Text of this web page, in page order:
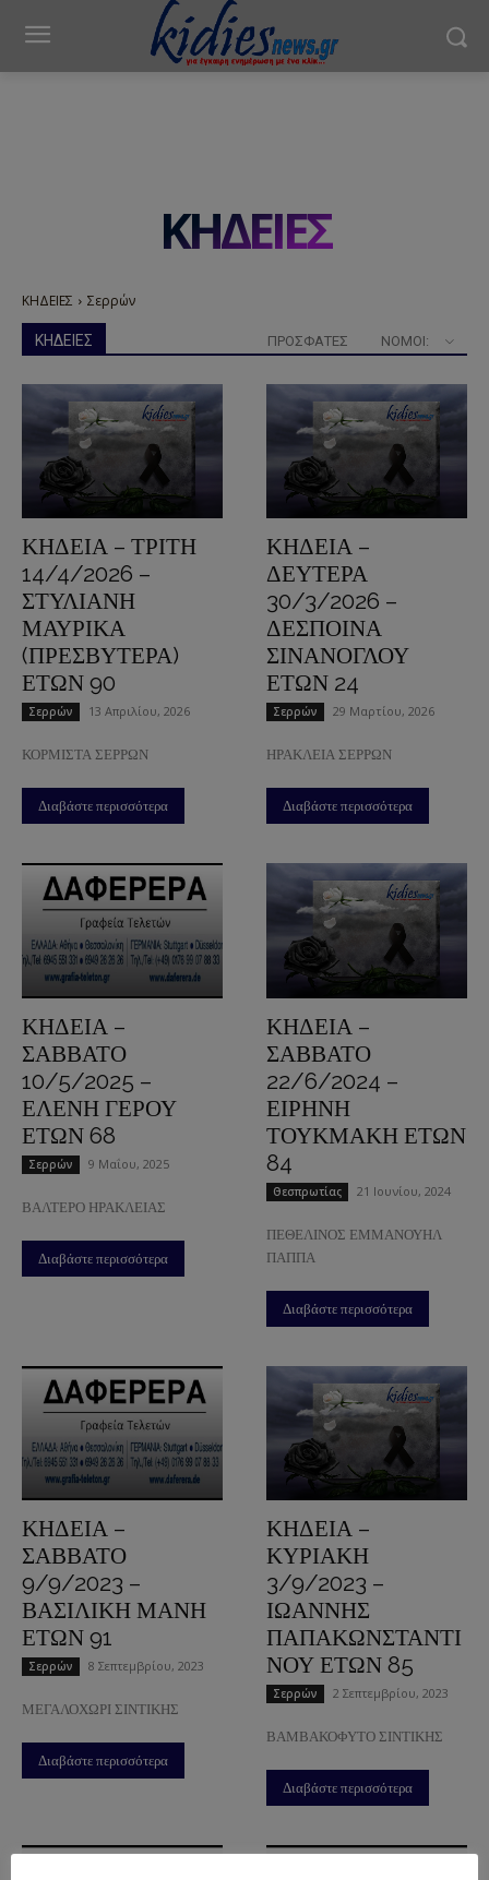
ΚΗΔΕΙΕΣ
ΚΗΔΕΙΕΣ Σερρών
ΚΗΔΕΙΕΣ ΠΡΟΣΦΑΤΕΣ ΝΟΜΟΊ:
ΚΗΔΕΙΑ – ΤΡΙΤΗ
14/4/2026 –
ΣΤΥΛΙΑΝΗ
ΜΑΥΡΙΚΑ
(ΠΡΕΣΒΥΤΕΡΑ)
ΕΤΩΝ 90
Σερρών 13 Απριλίου, 2026
ΚΟΡΜΙΣΤΑ ΣΕΡΡΩΝ
Διαβάστε περισσότερα
ΚΗΔΕΙΑ –
ΔΕΥΤΕΡΑ
30/3/2026 –
ΔΕΣΠΟΙΝΑ
ΣΙΝΑΝΟΓΛΟΥ
ΕΤΩΝ 24
Σερρών 29 Μαρτίου, 2026
ΗΡΑΚΛΕΙΑ ΣΕΡΡΩΝ
Διαβάστε περισσότερα
ΚΗΔΕΙΑ –
ΣΑΒΒΑΤΟ
10/5/2025 –
ΕΛΕΝΗ ΓΕΡΟΥ
ΕΤΩΝ 68
Σερρών 9 Μαΐου, 2025
ΒΑΛΤΕΡΟ ΗΡΑΚΛΕΙΑΣ
Διαβάστε περισσότερα
ΚΗΔΕΙΑ –
ΣΑΒΒΑΤΟ
22/6/2024 –
ΕΙΡΗΝΗ
ΤΟΥΚΜΑΚΗ ΕΤΩΝ
84
Θεσπρωτίας 21 Ιουνίου, 2024
ΠΕΘΕΛΙΝΟΣ ΕΜΜΑΝΟΥΗΛ
ΠΑΠΠΑ
Διαβάστε περισσότερα
ΚΗΔΕΙΑ –
ΣΑΒΒΑΤΟ
9/9/2023 –
ΒΑΣΙΛΙΚΗ ΜΑΝΗ
ΕΤΩΝ 91
Σερρών 8 Σεπτεμβρίου, 2023
ΜΕΓΑΛΟΧΩΡΙ ΣΙΝΤΙΚΗΣ
Διαβάστε περισσότερα
ΚΗΔΕΙΑ –
ΚΥΡΙΑΚΗ
3/9/2023 –
ΙΩΑΝΝΗΣ
ΠΑΠΑΚΩΝΣΤΑΝΤΙ
ΝΟΥ ΕΤΩΝ 85
Σερρών 2 Σεπτεμβρίου, 2023
ΒΑΜΒΑΚΟΦΥΤΟ ΣΙΝΤΙΚΗΣ
Διαβάστε περισσότερα